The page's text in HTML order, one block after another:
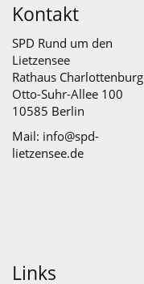
Kontakt
SPD Rund um den
Lietzensee
Rathaus Charlottenburg
Otto-Suhr-Allee 100
10585 Berlin
Mail: info@spd-
lietzensee.de
Links